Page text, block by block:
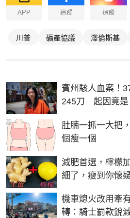
APP 追蹤 追蹤
川普 礦產協議 澤倫斯基
賓州駭人血案！
245刀 起因竟是
肚腩一抓一大把
個瘦一個
PR
減肥首選，檸檬
細了，瘦到你懷
PR
機車熄火改用牽
轉：騎士罰款銳